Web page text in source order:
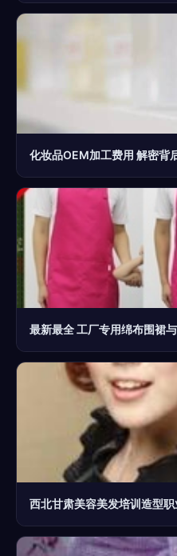
化妆品OEM加工费用 解密背
最新最全 工厂专用绵布围裙